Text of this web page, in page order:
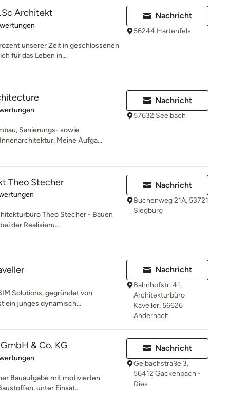
Architekt
5 von 5 Sternen
unserer Zeit in geschlossenen
für das Leben in...
Nachricht
56244 Hartenfels
5 von 5 Sternen
Sanierungs- sowie
Meine Aufga...
Nachricht
57632 Seelbach
Theo Stecher
3.2 von 5 Sternen
Theo Stecher - Bauen
der Realisieru...
Nachricht
Buchenweg 21A, 53721
Siegburg
Solutions, gegründet von
ein junges dynamisch...
Nachricht
Bahnhofstr. 41,
Architekturbüro
Kaveller, 56626
Andernach
& Co. KG
5 von 5 Sternen
Bauaufgabe mit motivierten
unter Einsat...
Nachricht
Gelbachstraße 3,
56412 Gackenbach -
Dies